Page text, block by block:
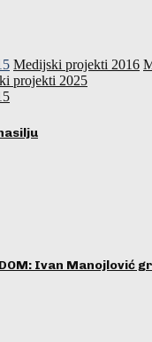
Medijski projekti 2016
projekti 2025
Ivan